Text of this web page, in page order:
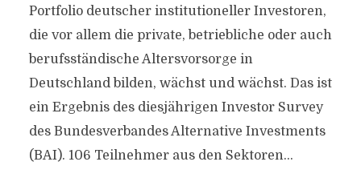
Portfolio deutscher institutioneller Investoren,
die vor allem die private, betriebliche oder auch
berufsständische Altersvorsorge in
Deutschland bilden, wächst und wächst. Das ist
ein Ergebnis des diesjährigen Investor Survey
des Bundesverbandes Alternative Investments
(BAI). 106 Teilnehmer aus den Sektoren...